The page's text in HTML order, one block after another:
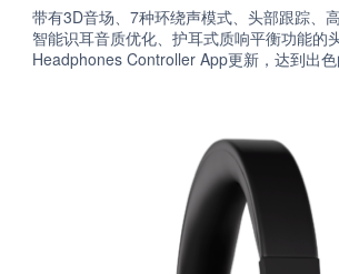
带有3D音场、7种环绕声模式、头部跟踪、
智能识耳音质优化、护耳式质响平衡功能的
Headphones Controller App更新，达到出色